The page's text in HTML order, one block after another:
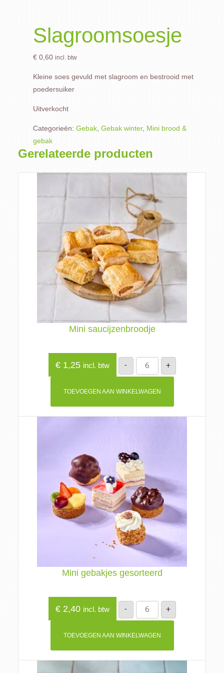
Slagroomsoesje
€0,60 incl. btw
Kleine soes gevuld met slagroom en bestrooid met
poedersuiker
Uitverkocht
Categorieën: Gebak, Gebak winter, Mini brood &
gebak
Gerelateerde producten
Mini saucijzenbroodje
€1,25 incl. btw -
Mini
saucijzenbroodje
aantal
+
TOEVOEGEN AAN WINKELWAGEN
Mini gebakjes gesorteerd
€2,40 incl. btw -
Mini
gebakjes
gesorteerd
+
TOEVOEGEN AAN WINKELWAGEN